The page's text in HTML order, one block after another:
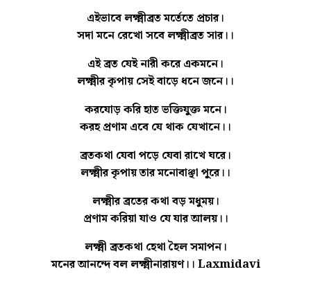
এইভাবে লক্ষ্মীব্রত মর্তেতে প্রচার।
সদা মনে রেখো সবে লক্ষ্মীব্রত সার।।
এই ব্রত যেই নারী করে একমনে।
লক্ষ্মীর কৃপায় সেই বাড়ে ধনে জনে।।
করযোড় করি হাত ভক্তিযুক্ত মনে।
করহ প্রণাম এবে যে থাক যেখানে।।
ব্রতকথা যেবা পড়ে যেবা রাখে ঘরে।
লক্ষ্মীর কৃপায় তার মনোবাঞ্ছা পুরে।।
লক্ষ্মীর ব্রতের কথা বড় মধুময়।
প্রণাম করিয়া যাও যে যার আলয়।।
লক্ষ্মী ব্রতকথা হেথা হৈল সমাপন।
মনের আনন্দে বল লক্ষ্মীনারায়ণ।। Laxmidavi